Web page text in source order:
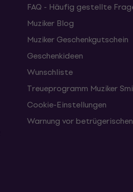
FAQ - Häufig gestellte
Muziker Blog
Muziker Geschenkgutschein
Geschenkideen
Wunschliste
Treueprogramm Muziker
Cookie-Einstellungen
Warnung vor